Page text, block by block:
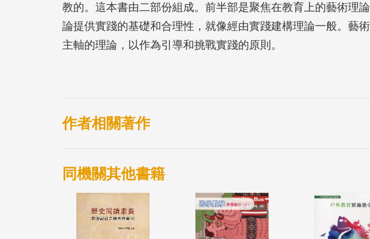
教的。這本書由二部份組成。前半部是聚焦在教育上的藝術理
論提供實踐的基礎和合理性，就像經由實踐建構理論一般。藝
主軸的理論，以作為引導和挑戰實踐的原則。
作者相關著作
同機關其他書籍